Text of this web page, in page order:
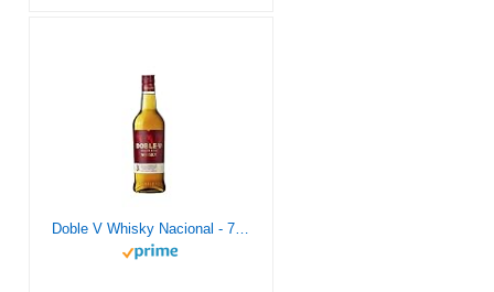
Doble V Whisky Nacional - 700ml